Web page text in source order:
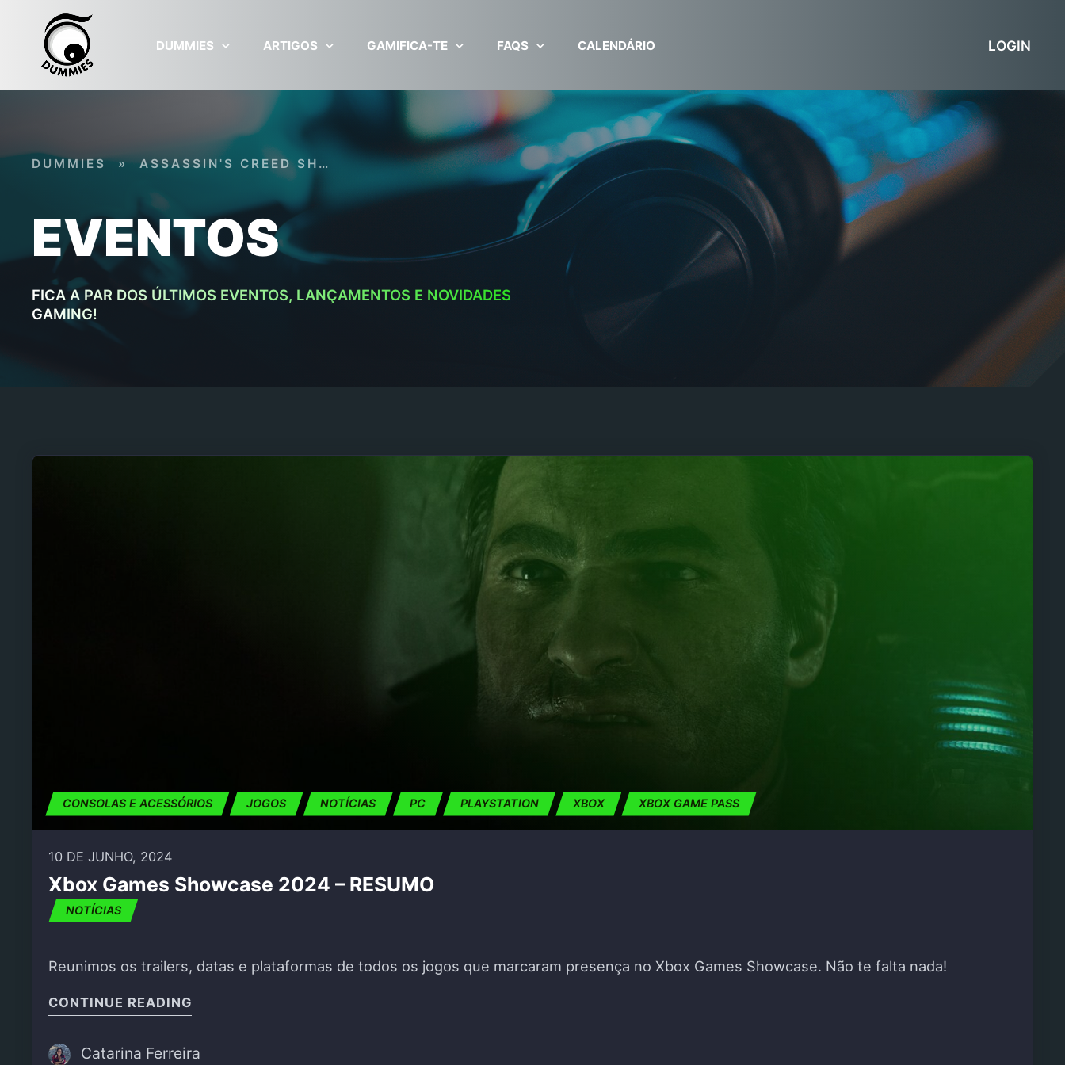
Skip to main content
DUMMIES ARTIGOS GAMIFICA-TE FAQS CALENDÁRIO LOGIN
EVENTOS
FICA A PAR DOS ÚLTIMOS EVENTOS, LANÇAMENTOS E NOVIDADES
GAMING!
DUMMIES » ASSASSIN'S CREED SHADOWS
CONSOLAS E ACESSÓRIOS JOGOS NOTÍCIAS PC PLAYSTATION XBOX XBOX GAME PASS
10 DE JUNHO, 2024
Xbox Games Showcase 2024 – RESUMO
NOTÍCIAS
Reunimos os trailers, datas e plataformas de todos os jogos que marcaram presença no Xbox Games Showcase. Não te falta nada!
CONTINUE READING
Catarina Ferreira